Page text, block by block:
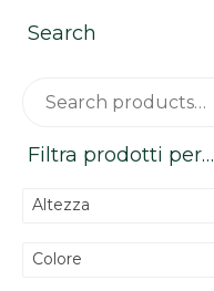
Search
Filtra prodotti per…
Altezza
Colore